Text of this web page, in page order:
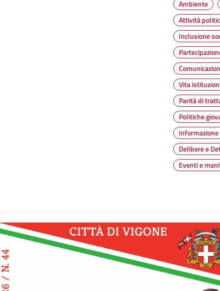
Ambiente
Attività
Inclusione
Vita
Parità di
Politiche
Delibere e
Eventi e